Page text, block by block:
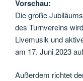
Vorschau:
Die große
des Turnvereins
Livemusik und
am 17. Juni 2023
Außerdem richtet